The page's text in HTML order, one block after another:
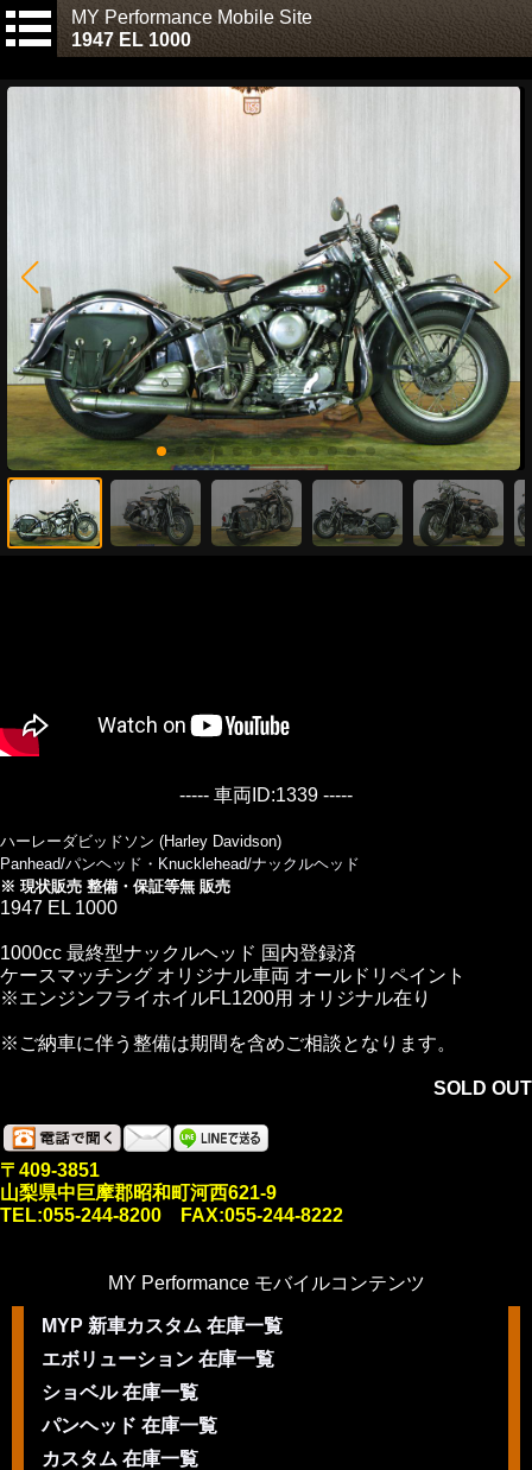
MY Performance Mobile Site
1947 EL 1000
----- 車両ID:1339 -----
ハーレーダビッドソン (Harley Davidson)
Panhead/パンヘッド・Knucklehead/ナックルヘッド
※ 現状販売 整備・保証等無 販売
1947 EL 1000
1000cc 最終型ナックルヘッド 国内登録済
ケースマッチング オリジナル車両 オールドリペイント
※エンジンフライホイルFL1200用 オリジナル在り
※ご納車に伴う整備は期間を含めご相談となります。
SOLD OUT
〒409-3851
山梨県中巨摩郡昭和町河西621-9
TEL:055-244-8200 FAX:055-244-8222
MY Performance モバイルコンテンツ
MYP 新車カスタム 在庫一覧
エボリューション 在庫一覧
ショベル 在庫一覧
パンヘッド 在庫一覧
カスタム 在庫一覧